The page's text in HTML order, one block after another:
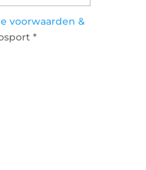
voorwaarden &
*